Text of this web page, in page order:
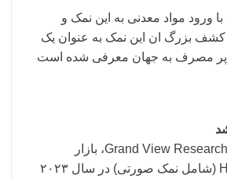
ورود مواد معدنی به این نمک و
بزرگ ان این نمک به عنوان یک
پر مصرف به جهان معرفی شده است
Himalayan Salt (شامل نمک صورتی) در سال ۲۰۲۳